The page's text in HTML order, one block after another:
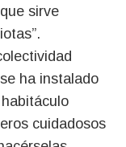
sirve
ha instalado
cuidadosos